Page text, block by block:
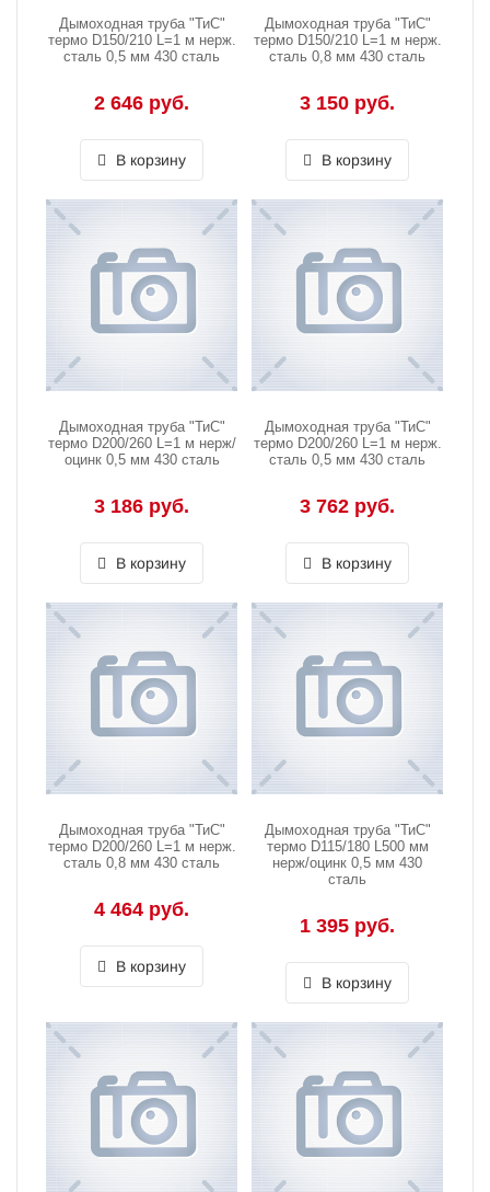
Дымоходная труба "ТиС"
термо D150/210 L=1 м нерж.
сталь 0,5 мм 430 сталь
2 646 руб.
В корзину
Дымоходная труба "ТиС"
термо D150/210 L=1 м нерж.
сталь 0,8 мм 430 сталь
3 150 руб.
В корзину
Дымоходная труба "ТиС"
термо D200/260 L=1 м нерж/
оцинк 0,5 мм 430 сталь
3 186 руб.
В корзину
Дымоходная труба "ТиС"
термо D200/260 L=1 м нерж.
сталь 0,5 мм 430 сталь
3 762 руб.
В корзину
Дымоходная труба "ТиС"
термо D200/260 L=1 м нерж.
сталь 0,8 мм 430 сталь
4 464 руб.
В корзину
Дымоходная труба "ТиС"
термо D115/180 L500 мм
нерж/оцинк 0,5 мм 430
сталь
1 395 руб.
В корзину